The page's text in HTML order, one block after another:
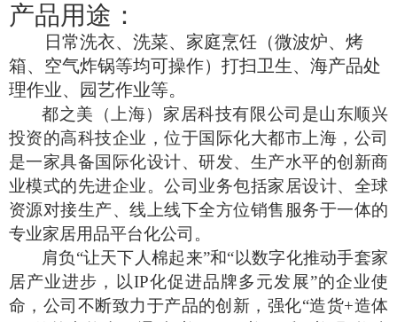
产品用途：
日常洗衣、洗菜、家庭烹饪（微波炉、烤
箱、空气炸锅等均可操作）打扫卫生、海产品处
理作业、园艺作业等。
都之美（上海）家居科技有限公司是山东顺兴
投资的高科技企业，位于国际化大都市上海，公司
是一家具备国际化设计、研发、生产水平的创新商
业模式的先进企业。公司业务包括家居设计、全球
资源对接生产、线上线下全方位销售服务于一体的
专业家居用品平台化公司。
肩负“让天下人棉起来”和“以数字化推动手套家
居产业进步，以IP化促进品牌多元发展”的企业使
命，公司不断致力于产品的创新，强化“造货+造体